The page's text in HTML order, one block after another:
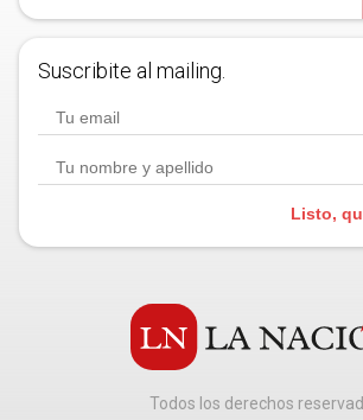
Suscribite al mailing.
Listo,
Todos los derechos